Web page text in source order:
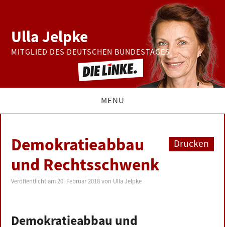
Ulla Jelpke
MITGLIED DES DEUTSCHEN BUNDESTAGES
MENU
BUNDESTAG
PRESSE
Drucken
Demokratieabbau
und Rechtsschwenk
Veröffentlicht am20. Februar 2018 von Ulla Jelpke
Demokratieabbau und